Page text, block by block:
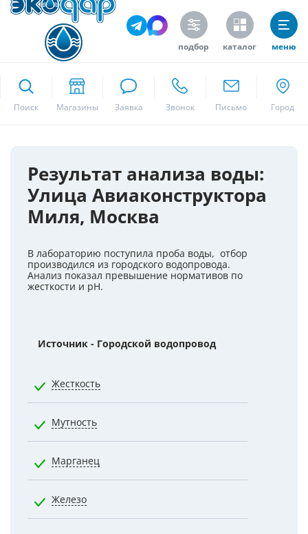
подбор каталог меню
Поиск
Результат анализа воды:
Улица Авиаконструктора
Миля, Москва
В лабораторию поступила проба воды, отбор
производился из городского водопровода.
Анализ показал превышение нормативов по
жесткости и pH.
Источник - Городской водопровод
Жесткость
Мутность
Марганец
Железо